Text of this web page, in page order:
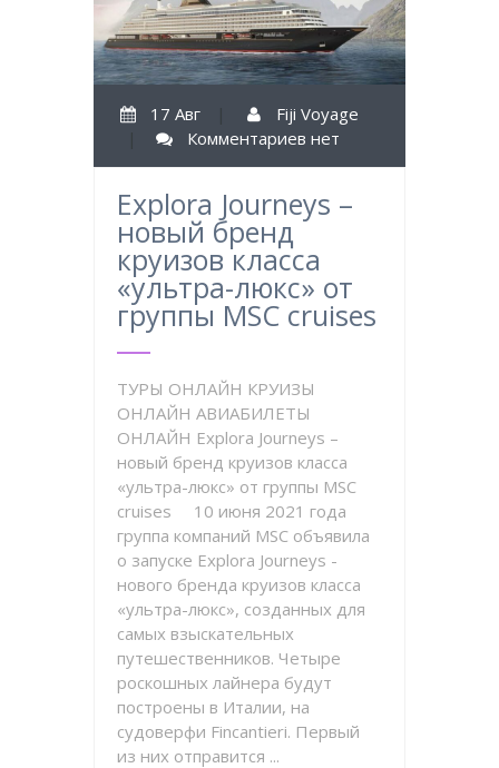
17 Авг
Fiji Voyage
Комментариев нет
Explora Journeys –
новый бренд
круизов класса
«ультра-люкс» от
группы MSC cruises
ТУРЫ ОНЛАЙН КРУИЗЫ
ОНЛАЙН АВИАБИЛЕТЫ
ОНЛАЙН Explora Journeys –
новый бренд круизов класса
«ультра-люкс» от группы MSC
cruises 10 июня 2021 года
группа компаний MSC объявила
о запуске Explora Journeys -
нового бренда круизов класса
«ультра-люкс», созданных для
самых взыскательных
путешественников. Четыре
роскошных лайнера будут
построены в Италии, на
судоверфи Fincantieri. Первый
из них отправится ...